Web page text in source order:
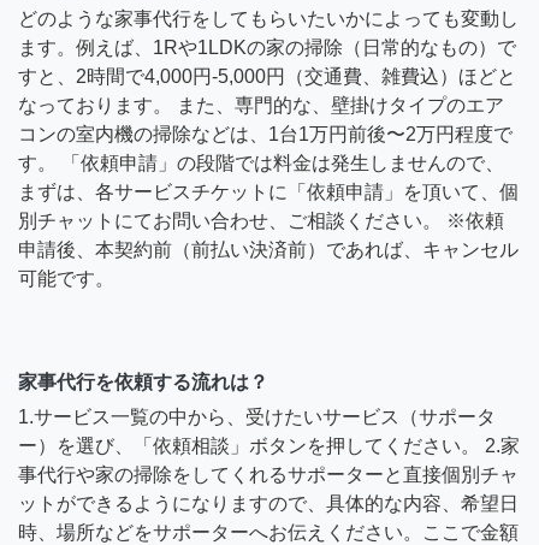
どのような家事代行をしてもらいたいかによっても変動し
ます。例えば、1Rや1LDKの家の掃除（日常的なもの）で
すと、2時間で4,000円-5,000円（交通費、雑費込）ほどと
なっております。 また、専門的な、壁掛けタイプのエア
コンの室内機の掃除などは、1台1万円前後〜2万円程度で
す。 「依頼申請」の段階では料金は発生しませんので、
まずは、各サービスチケットに「依頼申請」を頂いて、個
別チャットにてお問い合わせ、ご相談ください。 ※依頼
申請後、本契約前（前払い決済前）であれば、キャンセル
可能です。
家事代行を依頼する流れは？
1.サービス一覧の中から、受けたいサービス（サポータ
ー）を選び、「依頼相談」ボタンを押してください。 2.家
事代行や家の掃除をしてくれるサポーターと直接個別チャ
ットができるようになりますので、具体的な内容、希望日
時、場所などをサポーターへお伝えください。ここで金額